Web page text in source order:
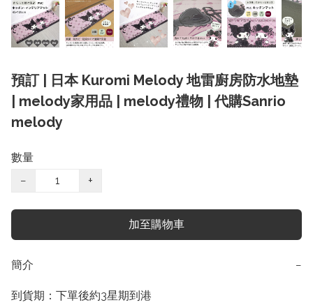
預訂 | 日本 Kuromi Melody 地雷廚房防水地墊
| melody家用品 | melody禮物 | 代購Sanrio
melody
數量
−
+
加至購物車
簡介 −
到貨期：下單後約3星期到港